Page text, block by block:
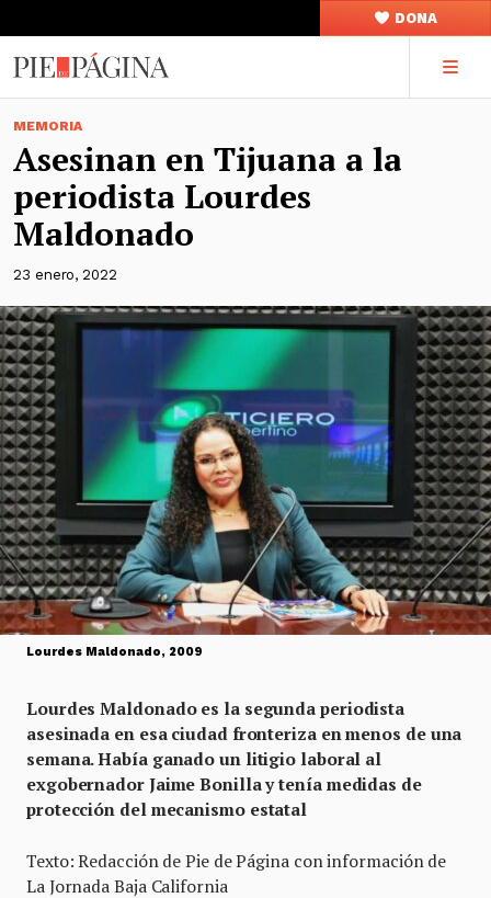
DONA
MEMORIA
Asesinan en Tijuana a la
periodista Lourdes
Maldonado
23 enero, 2022
Lourdes Maldonado, 2009
Lourdes Maldonado es la segunda periodista
asesinada en esa ciudad fronteriza en menos de una
semana. Había ganado un litigio laboral al
exgobernador Jaime Bonilla y tenía medidas de
protección del mecanismo estatal
Texto: Redacción de Pie de Página con información de
La Jornada Baja California